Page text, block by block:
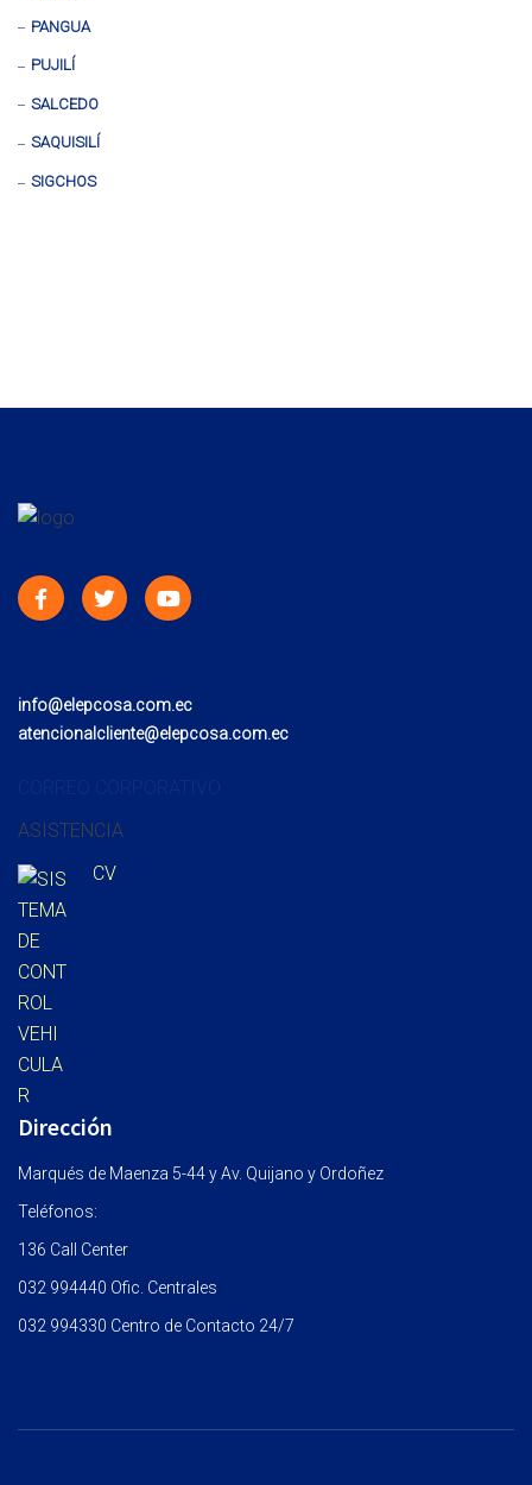
PANGUA
PUJILÍ
SALCEDO
SAQUISILÍ
SIGCHOS
info@elepcosa.com.ec
atencionalcliente@elepcosa.com.ec
ASISTENCIA
CV
Dirección
Marqués de Maenza 5-44 y Av. Quijano y Ordoñez
Teléfonos:
136 Call Center
032 994440 Ofic. Centrales
032 994330 Centro de Contacto 24/7